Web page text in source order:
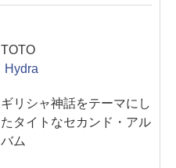
TOTO
Hydra
ギリシャ神話をテーマにし
たタイトなセカンド・アル
バム